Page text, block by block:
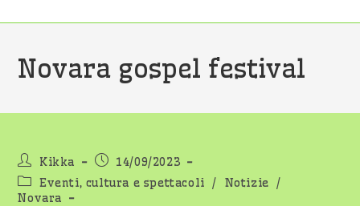
Novara gospel festival
Autore
dell'articolo:
Kikka
Articolo
pubblicato:
14/09/2023
Categoria
dell'articolo:
Eventi, cultura e spettacoli / Notizie /
Novara